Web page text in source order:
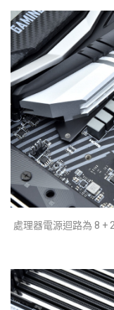
處理器電源迴路為 8 +